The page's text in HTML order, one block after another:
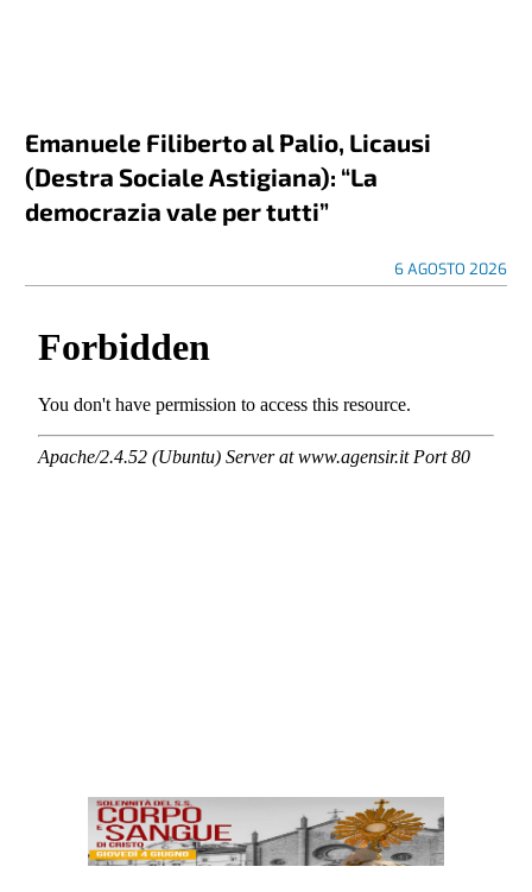
Emanuele Filiberto al Palio, Licausi
(Destra Sociale Astigiana): “La
democrazia vale per tutti”
6 AGOSTO 2026